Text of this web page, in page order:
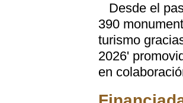
Desde el
390
turismo
2026'
en